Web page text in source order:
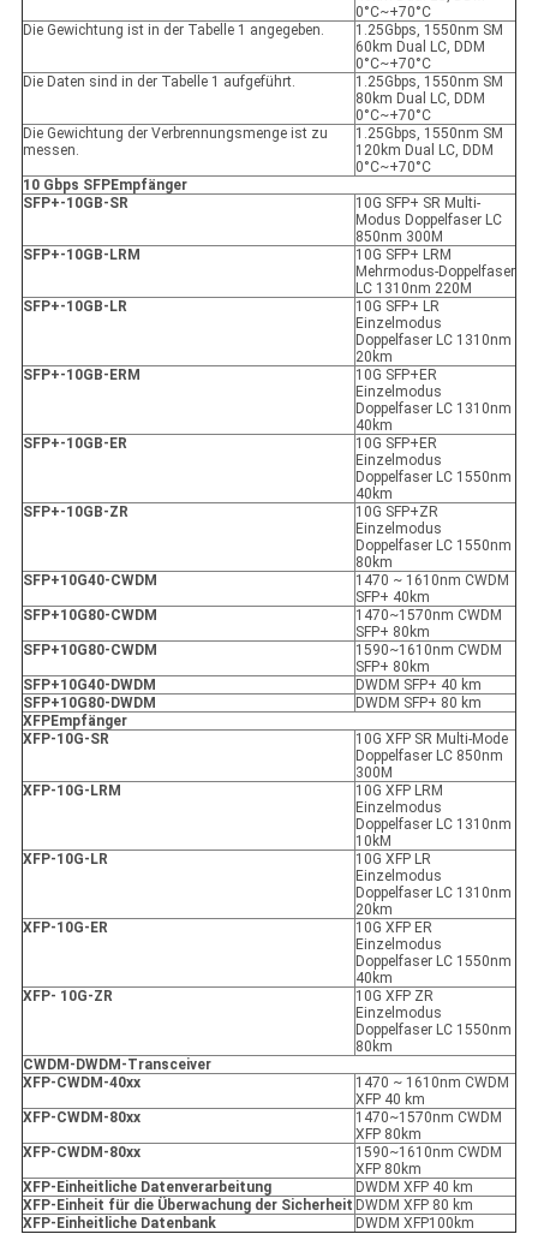
0°C~+70°C
Die Gewichtung ist in der Tabelle 1 angegeben.
1.25Gbps, 1550nm SM
60km Dual LC, DDM
0°C~+70°C
Die Daten sind in der Tabelle 1 aufgeführt.
1.25Gbps, 1550nm SM
80km Dual LC, DDM
0°C~+70°C
Die Gewichtung der Verbrennungsmenge ist zu
messen.
1.25Gbps, 1550nm SM
120km Dual LC, DDM
0°C~+70°C
10 Gbps SFPEmpfänger
SFP+-10GB-SR
10G SFP+ SR Multi-
Modus Doppelfaser LC
850nm 300M
SFP+-10GB-LRM
10G SFP+ LRM
Mehrmodus-Doppelfaser
LC 1310nm 220M
SFP+-10GB-LR
10G SFP+ LR
Einzelmodus
Doppelfaser LC 1310nm
20km
SFP+-10GB-ER M
10G SFP+ER
Einzelmodus
Doppelfaser LC 1310nm
40km
SFP+-10GB-ER
10G SFP+ER
Einzelmodus
Doppelfaser LC 1550nm
40km
SFP+-10GB-ZR
10G SFP+ZR
Einzelmodus
Doppelfaser LC 1550nm
80km
SFP+10G40-CWDM
1470 ~ 1610nm CWDM
SFP+ 40km
SFP+10G80-CWDM
1470~1570nm CWDM
SFP+ 80km
SFP+10G80-CWDM
1590~1610nm CWDM
SFP+ 80km
SFP+10G40-DWDM
DWDM SFP+ 40 km
SFP+10G80-DWDM
DWDM SFP+ 80 km
XFPEmpfänger
XFP-10G-SR
10G XFP SR Multi-Mode
Doppelfaser LC 850nm
300M
XFP-10G-LRM
10G XFP LRM
Einzelmodus
Doppelfaser LC 1310nm
10kM
XFP-10G-LR
10G XFP LR
Einzelmodus
Doppelfaser LC 1310nm
20km
XFP-10G-ER
10G XFP ER
Einzelmodus
Doppelfaser LC 1550nm
40km
XFP- 10G-ZR
10G XFP ZR
Einzelmodus
Doppelfaser LC 1550nm
80km
CWDM-DWDM-Transceiver
XFP-CWDM-40xx
1470 ~ 1610nm CWDM
XFP 40 km
XFP-CWDM-80xx
1470~1570nm CWDM
XFP 80km
XFP-CWDM-80xx
1590~1610nm CWDM
XFP 80km
XFP- Einheitliche Datenverarbeitung
DWDM XFP 40 km
XFP- Einheit für die Überwachung der Sicherheit DWDM XFP 80 km
XFP- Einheitliche Datenbank DWDM XFP100km